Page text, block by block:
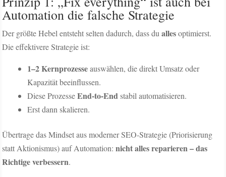
Automation die falsche Strategie
Der größte Hebel entsteht selten dadurch, dass duallesoptimierst.
Die effektivere Strategie ist:
1–2 Kernprozesseauswählen, die direkt Umsatz oder
Kapazität beeinflussen.
Diese ProzesseEnd-to-Endstabil automatisieren.
Erst dann skalieren.
Übertrage das Mindset aus moderner SEO-Strategie (Priorisierung
statt Aktionismus) auf Automation:nicht alles reparieren – das
Richtige verbessern.